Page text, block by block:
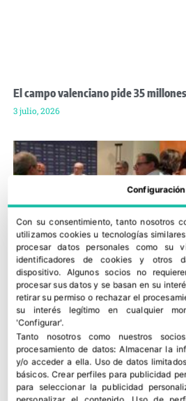
El campo valenciano pide 35
3 julio, 2026
Configuración
Con su consentimiento, tanto nosotros
utilizamos cookies u tecnologías
procesar datos personales como su
identificadores de cookies y otros
dispositivo. Algunos socios no
procesar sus datos y se basan en su
retirar su permiso o rechazar el
su interés legítimo en cualquier
'Configurar'.
Tanto nosotros como nuestros
procesamiento de datos:Almacenar la
y/o acceder a ella. Uso de datos
básicos.Crear perfiles para publicidad
para seleccionar la publicidad